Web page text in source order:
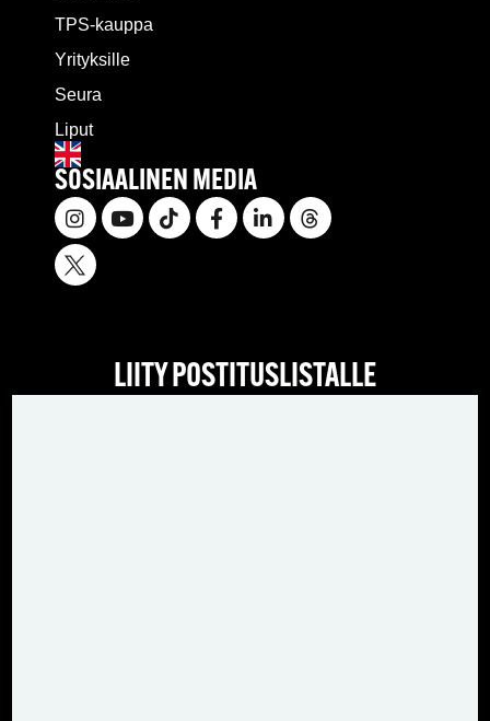
TPS-kauppa
Yrityksille
Seura
Liput
SOSIAALINEN MEDIA
LIITY POSTITUSLISTALLE